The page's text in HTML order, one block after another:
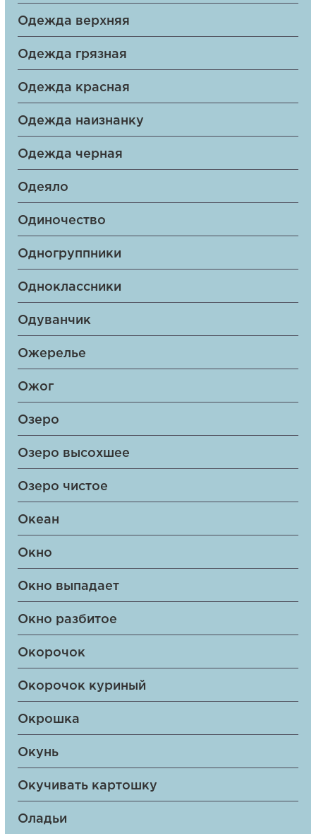
Одежда верхняя
Одежда грязная
Одежда красная
Одежда наизнанку
Одежда черная
Одеяло
Одиночество
Одногруппники
Одноклассники
Одуванчик
Ожерелье
Ожог
Озеро
Озеро высохшее
Озеро чистое
Океан
Окно
Окно выпадает
Окно разбитое
Окорочок
Окорочок куриный
Окрошка
Окунь
Окучивать картошку
Оладьи